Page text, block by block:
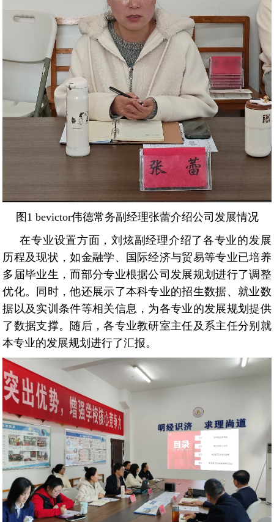
图1 bevictor伟德常务副经理张蕾介绍公司发展情况
在专业设置方面，刘炫副经理介绍了各专业的发展
历程及现状，如金融学、国际经济与贸易等专业已培养
多届毕业生，而部分专业根据公司发展规划进行了调整
优化。同时，他还展示了本科专业的招生数据、就业数
据以及实训条件等相关信息，为各专业的发展规划提供
了数据支撑。随后，各专业教研室主任及系主任分别就
本专业的发展规划进行了汇报。